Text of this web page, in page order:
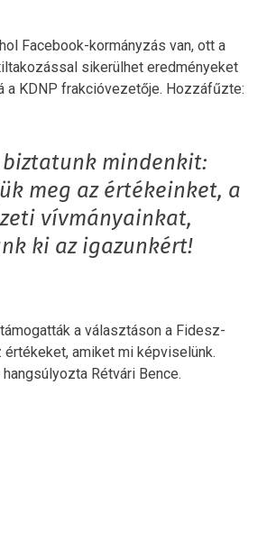
Facebook-kormányzás van, ott a
sikerülhet eredményeket
a KDNP frakcióvezetője. Hozzáfűzte:
biztatunk mindenkit:
meg az értékeinket, a
vívmányainkat,
ki az igazunkért!
a választáson a Fidesz-
értékeket, amiket mi képviselünk.
Rétvári Bence.